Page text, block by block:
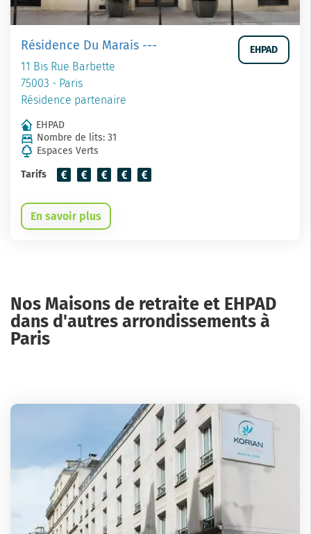
Résidence Du Marais ---
11 Bis Rue Barbette
75003 - Paris
Résidence partenaire
EHPAD
EHPAD
Nombre de lits: 31
Espaces Verts
Tarifs
En savoir plus
Nos Maisons de retraite et EHPAD
dans d'autres arrondissements à
Paris